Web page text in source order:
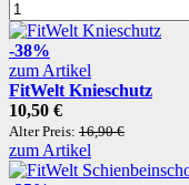
-38%
zum Artikel
FitWelt Knieschutz
10,50 €
Alter Preis: 16,90 €
zum Artikel